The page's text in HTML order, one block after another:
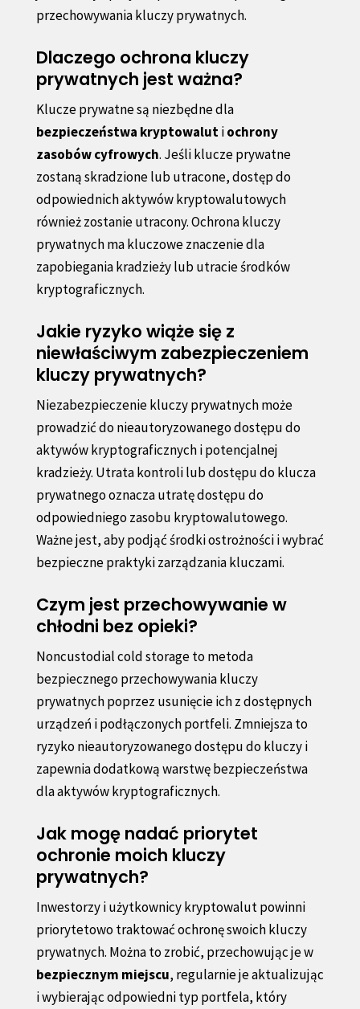
przechowywania kluczy prywatnych.
Dlaczego ochrona kluczy
prywatnych jest ważna?
Klucze prywatne są niezbędne dla
bezpieczeństwa kryptowalutiochrony
zasobów cyfrowych. Jeśli klucze prywatne
zostaną skradzione lub utracone, dostęp do
odpowiednich aktywów kryptowalutowych
również zostanie utracony. Ochrona kluczy
prywatnych ma kluczowe znaczenie dla
zapobiegania kradzieży lub utracie środków
kryptograficznych.
Jakie ryzyko wiąże się z
niewłaściwym zabezpieczeniem
kluczy prywatnych?
Niezabezpieczenie kluczy prywatnych może
prowadzić do nieautoryzowanego dostępu do
aktywów kryptograficznych i potencjalnej
kradzieży. Utrata kontroli lub dostępu do klucza
prywatnego oznacza utratę dostępu do
odpowiedniego zasobu kryptowalutowego.
Ważne jest, aby podjąć środki ostrożności i wybrać
bezpieczne praktyki zarządzania kluczami.
Czym jest przechowywanie w
chłodni bez opieki?
Noncustodial cold storage to metoda
bezpiecznego przechowywania kluczy
prywatnych poprzez usunięcie ich z dostępnych
urządzeń i podłączonych portfeli. Zmniejsza to
ryzyko nieautoryzowanego dostępu do kluczy i
zapewnia dodatkową warstwę bezpieczeństwa
dla aktywów kryptograficznych.
Jak mogę nadać priorytet
ochronie moich kluczy
prywatnych?
Inwestorzy i użytkownicy kryptowalut powinni
priorytetowo traktować ochronę swoich kluczy
prywatnych. Można to zrobić, przechowując je w
bezpiecznym miejscu, regularnie je aktualizując
i wybierając odpowiedni typ portfela, który